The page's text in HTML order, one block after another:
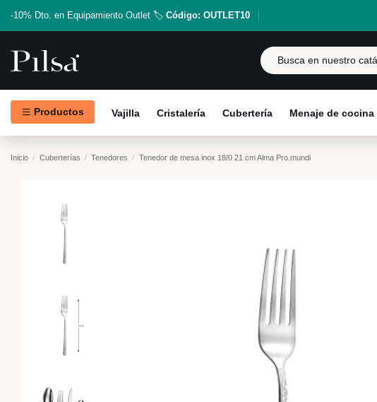
-10% Dto. en Equipamiento Outlet 🏷️ Código: OUTLET10
Productos Vajilla Cristalería Cubertería Menaje de cocina
Inicio Cuberterías Tenedores Tenedor de mesa inox 18/0 21 cm Alma Pro.mundi